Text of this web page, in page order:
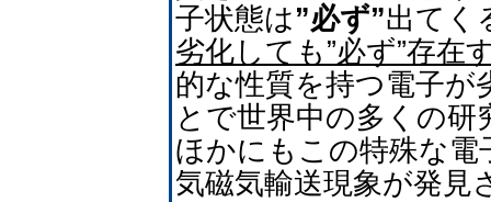
子状態は”必ず”出てく
劣化しても”必ず”存在
的な性質を持つ電子
とで世界中の多くの
ほかにもこの特殊な
気磁気輸送現象が発見